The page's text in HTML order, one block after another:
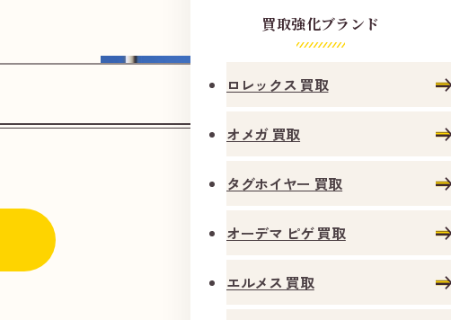
東京街道を（北方面）東武デパート・ユニオン通
買取強化ブランド
ロレックス 買取
オメガ 買取
タグホイヤー 買取
オーデマ ピゲ 買取
エルメス 買取